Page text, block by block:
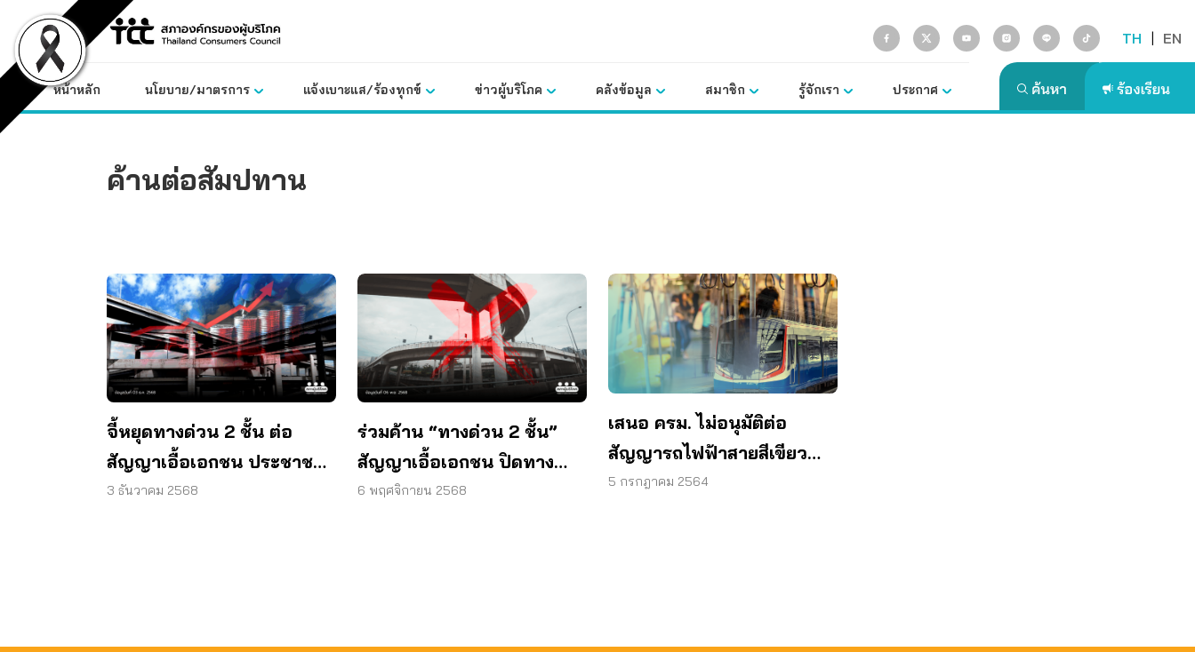
content
TH | EN
หน้าหลัก นโยบาย/มาตรการ แจ้งเบาะแส/ร้องทุกข์ ข่าวผู้บริโภค คลังข้อมูล สมาชิก รู้จักเรา ประกาศ
ค้านต่อสัมปทาน
จี้หยุดทางด่วน 2 ชั้น ต่อ
สัญญาเอื้อเอกชน ประชาชน
กระทบหนัก
3 ธันวาคม 2568
ร่วมค้าน “ทางด่วน 2 ชั้น”
สัญญาเอื้อเอกชน ปิดทาง
พัฒนาระบบราง
6 พฤศจิกายน 2568
เสนอ ครม. ไม่อนุมัติต่อ
สัญญารถไฟฟ้าสายสีเขียว
พร้อมแนะแนวทางจัดการหนี้
5 กรกฎาคม 2564